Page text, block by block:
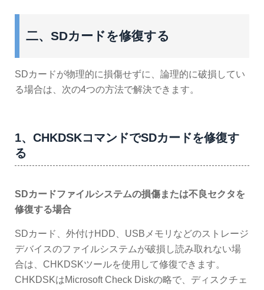
二、SDカードを修復する
SDカードが物理的に損傷せずに、論理的に破損してい
る場合は、次の4つの方法で解決できます。
1、CHKDSKコマンドでSDカードを修復す
る
SDカードファイルシステムの損傷または不良セクタを
修復する場合
SDカード、外付けHDD、USBメモリなどのストレージ
デバイスのファイルシステムが破損し読み取れない場
合は、CHKDSKツールを使用して修復できます。
CHKDSKはMicrosoft Check Diskの略で、ディスクチェ